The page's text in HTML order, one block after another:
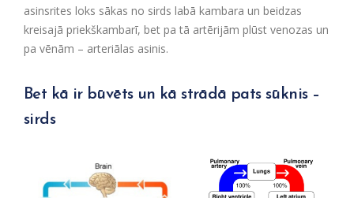
asinsrites loks sākas no sirds labā kambara un beidzas
kreisajā priekškambarī, bet pa tā artērijām plūst venozas un
pa vēnām – arteriālas asinis.
Bet kā ir būvēts un kā strādā pats sūknis –
sirds